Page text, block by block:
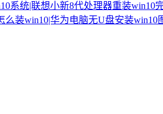
系统|联想小新8代处理器重装win10
么装win10|华为电脑无U盘安装win10